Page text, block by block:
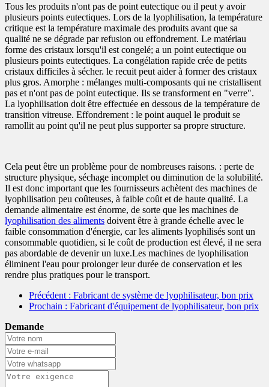
Tous les produits n'ont pas de point eutectique ou il peut y avoir
plusieurs points eutectiques. Lors de la lyophilisation, la température
critique est la température maximale des produits avant que sa
qualité ne se dégrade par refusion ou effondrement. Le matériau
forme des cristaux lorsqu'il est congelé; a un point eutectique ou
plusieurs points eutectiques. La congélation rapide crée de petits
cristaux difficiles à sécher. le recuit peut aider à former des cristaux
plus gros. Amorphe : mélanges multi-composants qui ne cristallisent
pas et n'ont pas de point eutectique. Ils se transforment en "verre".
La lyophilisation doit être effectuée en dessous de la température de
transition vitreuse. Effondrement : le point auquel le produit se
ramollit au point qu'il ne peut plus supporter sa propre structure.
Cela peut être un problème pour de nombreuses raisons. : perte de
structure physique, séchage incomplet ou diminution de la solubilité.
Il est donc important que les fournisseurs achètent des machines de
lyophilisation peu coûteuses, à faible coût et de haute qualité. La
demande alimentaire est énorme, de sorte que les machines de
lyophilisation des aliments doivent être à grande échelle avec le
faible consommation d'énergie, car les aliments lyophilisés sont un
consommable quotidien, si le coût de production est élevé, il ne sera
pas abordable de devenir un luxe.Les machines de lyophilisation
éliminent l'eau pour prolonger leur durée de conservation et les
rendre plus pratiques pour le transport.
Précédent : Fabricant de système de lyophilisateur, bon prix
Prochain : Fabricant d'équipement de lyophilisateur, bon prix
Demande